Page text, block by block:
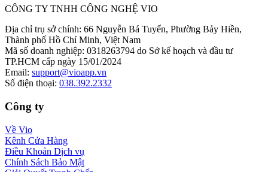
CÔNG TY TNHH CÔNG NGHỆ VIO
Địa chỉ trụ sở chính: 66 Nguyễn Bá Tuyển, Phường Bảy Hiền,
Thành phố Hồ Chí Minh, Việt Nam
Mã số doanh nghiệp: 0318263794 do Sở kế hoạch và đầu tư
TP.HCM cấp ngày 15/01/2024
Email: support@vioapp.vn
Số điện thoại: 038.392.2332
Công ty
Về Vio
Kênh Cửa Hàng
Điều Khoản Dịch vụ
Chính Sách Bảo Mật